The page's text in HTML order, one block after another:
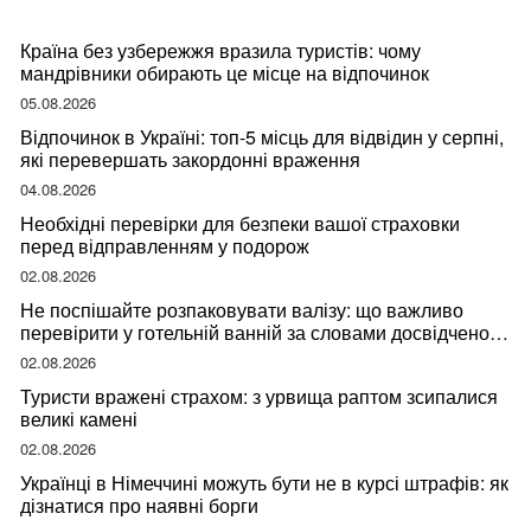
Країна без узбережжя вразила туристів: чому
мандрівники обирають це місце на відпочинок
05.08.2026
Відпочинок в Україні: топ-5 місць для відвідин у серпні,
які перевершать закордонні враження
04.08.2026
Необхідні перевірки для безпеки вашої страховки
перед відправленням у подорож
02.08.2026
Не поспішайте розпаковувати валізу: що важливо
перевірити у готельній ванній за словами досвідченої
мандрівниці
02.08.2026
Туристи вражені страхом: з урвища раптом зсипалися
великі камені
02.08.2026
Українці в Німеччині можуть бути не в курсі штрафів: як
дізнатися про наявні борги